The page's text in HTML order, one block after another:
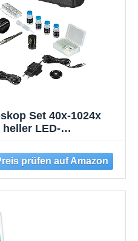
Set 40x-1024x
LED-
Zubehörpaket und